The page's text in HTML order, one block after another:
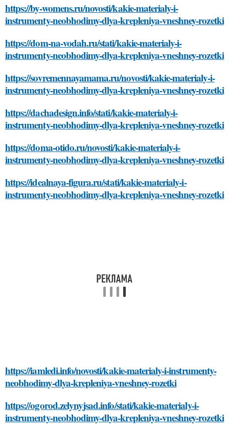
https://by-womens.ru/novosti/kakie-materialy-i-
instrumenty-neobhodimy-dlya-krepleniya-vneshney-rozetki
https://dom-na-vodah.ru/stati/kakie-materialy-i-
instrumenty-neobhodimy-dlya-krepleniya-vneshney-rozetki
https://sovremennayamama.ru/novosti/kakie-materialy-i-
instrumenty-neobhodimy-dlya-krepleniya-vneshney-rozetki
https://dachadesign.info/stati/kakie-materialy-i-
instrumenty-neobhodimy-dlya-krepleniya-vneshney-rozetki
https://doma-otido.ru/novosti/kakie-materialy-i-
instrumenty-neobhodimy-dlya-krepleniya-vneshney-rozetki
https://idealnaya-figura.ru/stati/kakie-materialy-i-
instrumenty-neobhodimy-dlya-krepleniya-vneshney-rozetki
https://iamledi.info/novosti/kakie-materialy-i-instrumenty-
neobhodimy-dlya-krepleniya-vneshney-rozetki
https://ogorod.zelynyjsad.info/stati/kakie-materialy-i-
instrumenty-neobhodimy-dlya-krepleniya-vneshney-rozetki